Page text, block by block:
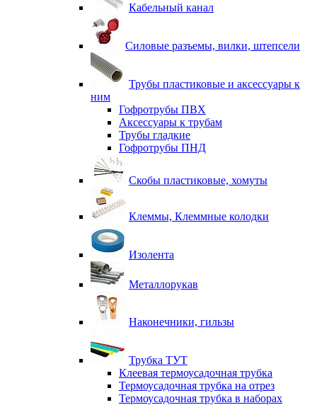
Кабельный канал
Силовые разъемы, вилки, штепсели
Трубы пластиковые и аксессуары к
ним
Гофротрубы ПВХ
Аксессуары к трубам
Трубы гладкие
Гофротрубы ПНД
Скобы пластиковые, хомуты
Клеммы, Клеммные колодки
Изолента
Металлорукав
Наконечники, гильзы
Трубка ТУТ
Клеевая термоусадочная трубка
Термоусадочная трубка на отрез
Термоусадочная трубка в наборах